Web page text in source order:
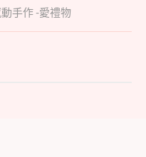
手作 -愛禮物